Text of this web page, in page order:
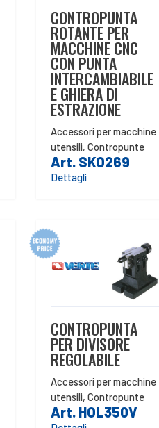
CONTROPUNTA
ROTANTE PER
MACCHINE CNC
CON PUNTA
INTERCAMBIABILE
E GHIERA DI
ESTRAZIONE
Accessori per macchine
utensili, Contropunte
Art. SKO269
Dettagli
CONTROPUNTA
PER DIVISORE
REGOLABILE
Accessori per macchine
utensili, Contropunte
Art. HOL350V